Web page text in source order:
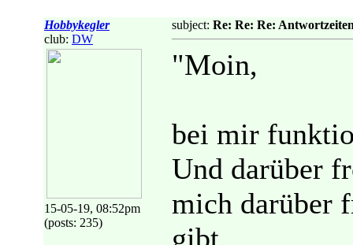
Hobbykegler
club: DW
15-05-19, 08:52pm
(posts: 235)
subject: Re: Re: Re:
"Moin,
bei mir
Und darüber
mich darüber
gibt.